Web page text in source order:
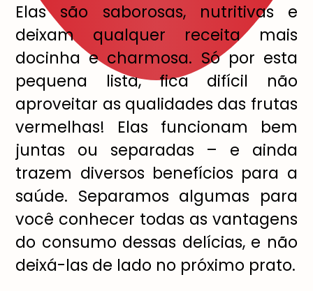
Elas são saborosas, nutritivas e
deixam qualquer receita mais
docinha e charmosa. Só por esta
pequena lista, fica difícil não
aproveitar as qualidades das frutas
vermelhas! Elas funcionam bem
juntas ou separadas – e ainda
trazem diversos benefícios para a
saúde. Separamos algumas para
você conhecer todas as vantagens
do consumo dessas delícias, e não
deixá-las de lado no próximo prato.